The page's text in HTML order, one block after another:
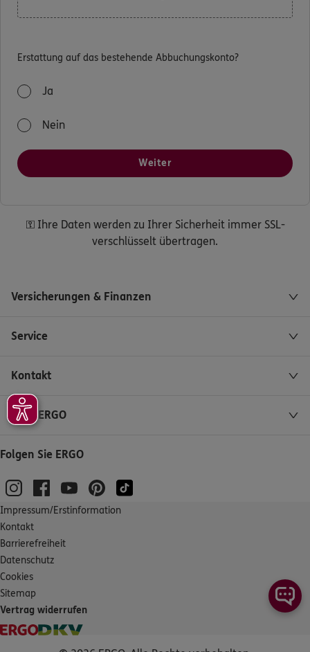
Erstattung auf das bestehende Abbuchungskonto?
Ja
Nein
Weiter
⚿ Ihre Daten werden zu Ihrer Sicherheit immer SSL-
verschlüsselt übertragen.
Versicherungen & Finanzen
Service
Kontakt
Über ERGO
Folgen Sie ERGO
Impressum/Erstinformation
Kontakt
Barrierefreiheit
Datenschutz
Cookies
Sitemap
Vertrag widerrufen